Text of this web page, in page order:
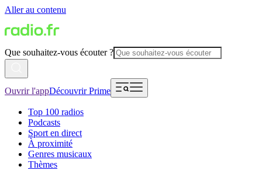
Aller au contenu
Que souhaitez-vous écouter ?
Ouvrir l'appDécouvrir Prime
Top 100 radios
Podcasts
Sport en direct
À proximité
Genres musicaux
Thèmes